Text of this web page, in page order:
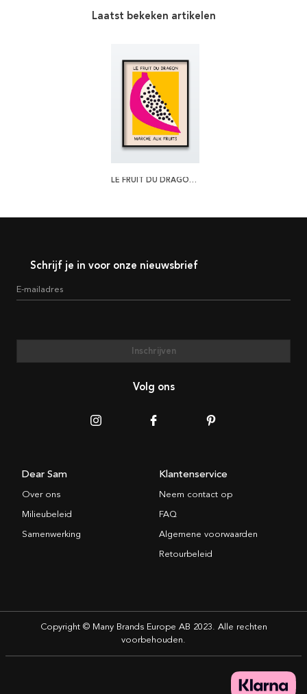
Laatst bekeken artikelen
LE FRUIT DU DRAGON POSTER
Schrijf je in voor onze nieuwsbrief
E-mailadres
Inschrijven
Volg ons
Dear Sam
Over ons
Milieubeleid
Samenwerking
Klantenservice
Neem contact op
FAQ
Algemene voorwaarden
Retourbeleid
Copyright © Many Brands Europe AB 2023. Alle rechten
voorbehouden.